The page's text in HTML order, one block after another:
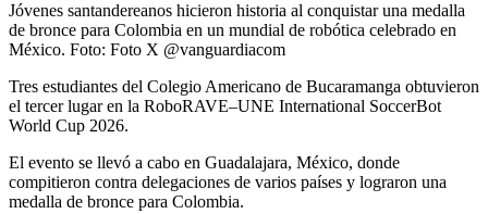
Jóvenes santandereanos hicieron historia al conquistar una medalla
de bronce para Colombia en un mundial de robótica celebrado en
México. Foto: Foto X @vanguardiacom
Tres estudiantes del Colegio Americano de Bucaramanga obtuvieron
el tercer lugar en la RoboRAVE–UNE International SoccerBot
World Cup 2026.
El evento se llevó a cabo en Guadalajara, México, donde
compitieron contra delegaciones de varios países y lograron una
medalla de bronce para Colombia.